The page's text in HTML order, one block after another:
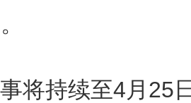
持续至4月25